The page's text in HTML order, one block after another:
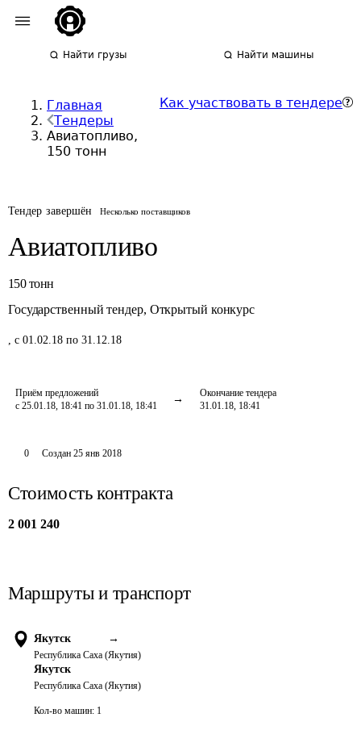
Найти грузы Найти машины
Главная
Тендеры
Авиатопливо,
150 тонн
Как участвовать в тендере
Тендер завершён Несколько поставщиков
Авиатопливо
150 тонн
Государственный тендер, Открытый конкурс
, с 01.02.18 по 31.12.18
Приём предложений
с 25.01.18, 18:41 по 31.01.18, 18:41
Окончание тендера
31.01.18, 18:41
0 Создан 25 янв 2018
Стоимость контракта
2 001 240
Маршруты и транспорт
Якутск →
Республика Саха (Якутия)
Якутск
Республика Саха (Якутия)
Кол-во машин: 1